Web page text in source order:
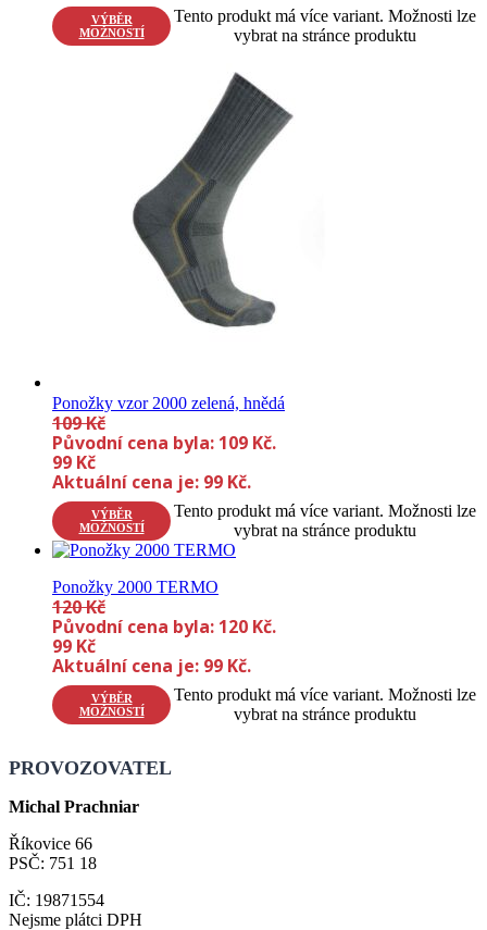
VÝBĚR
MOŽNOSTÍ
Tento produkt má více variant. Možnosti lze
vybrat na stránce produktu
Ponožky vzor 2000 zelená, hnědá
109Kč
Původní cena byla: 109 Kč.
99 Kč
Aktuální cena je: 99 Kč.
VÝBĚR
MOŽNOSTÍ
Tento produkt má více variant. Možnosti lze
vybrat na stránce produktu
Ponožky 2000 TERMO
120Kč
Původní cena byla: 120 Kč.
99 Kč
Aktuální cena je: 99 Kč.
VÝBĚR
MOŽNOSTÍ
Tento produkt má více variant. Možnosti lze
vybrat na stránce produktu
PROVOZOVATEL
Michal Prachniar
Říkovice 66
PSČ: 751 18
IČ: 19871554
Nejsme plátci DPH